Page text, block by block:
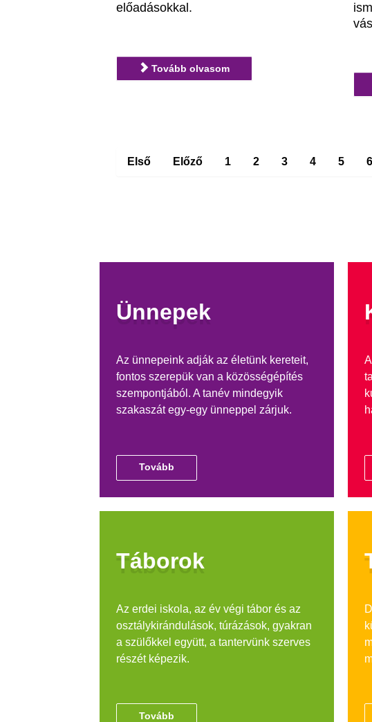
előadásokkal.
Tovább olvasom
Első Előző 1 2 3 4 5 6
Ünnepek
Az ünnepeink adják az életünk kereteit,
fontos szerepük van a közösségépítés
szempontjából. A tanév mindegyik
szakaszát egy-egy ünneppel zárjuk.
Tovább
Táborok
Az erdei iskola, az év végi tábor és az
osztálykirándulások, túrázások, gyakran
a szülőkkel együtt, a tantervünk szerves
részét képezik.
Tovább